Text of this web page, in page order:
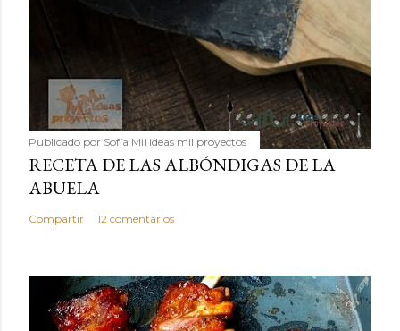
Publicado por Sofía Mil ideas mil proyectos
RECETA DE LAS ALBÓNDIGAS DE LA
ABUELA
Compartir 12 comentarios